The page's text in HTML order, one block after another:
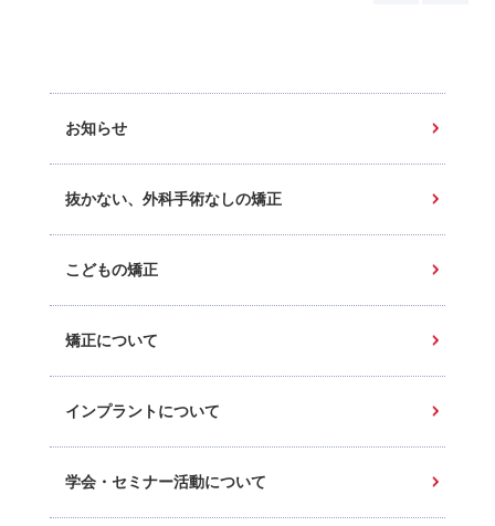
お知らせ
抜かない、外科手術なしの矯正
こどもの矯正
矯正について
インプラントについて
学会・セミナー活動について